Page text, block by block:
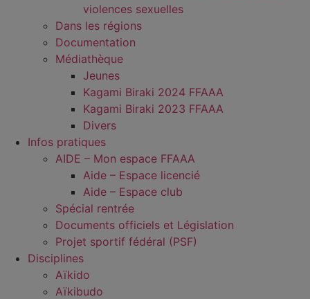
violences sexuelles
Dans les régions
Documentation
Médiathèque
Jeunes
Kagami Biraki 2024 FFAAA
Kagami Biraki 2023 FFAAA
Divers
Infos pratiques
AIDE – Mon espace FFAAA
Aide – Espace licencié
Aide – Espace club
Spécial rentrée
Documents officiels et Législation
Projet sportif fédéral (PSF)
Disciplines
Aïkido
Aïkibudo